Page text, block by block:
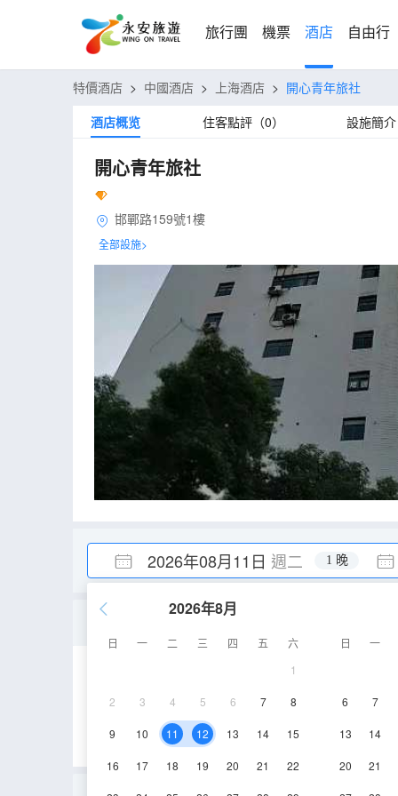
旅行團 機票 酒店 自由行
特價酒店 > 中國酒店 > 上海酒店 > 開心青年旅社
酒店概览
住客點評（0） 設施簡介
開心青年旅社
邯鄲路159號1樓
全部設施>
2026年08月11日 週二 1 晚
2026年8月
日 一 二 三 四 五
六
1
2 3 4 5 6 7 8
9 10 11 12 13 14 15
16 17 18 19 20 21 22
日 一
6 7
13 14
20 21